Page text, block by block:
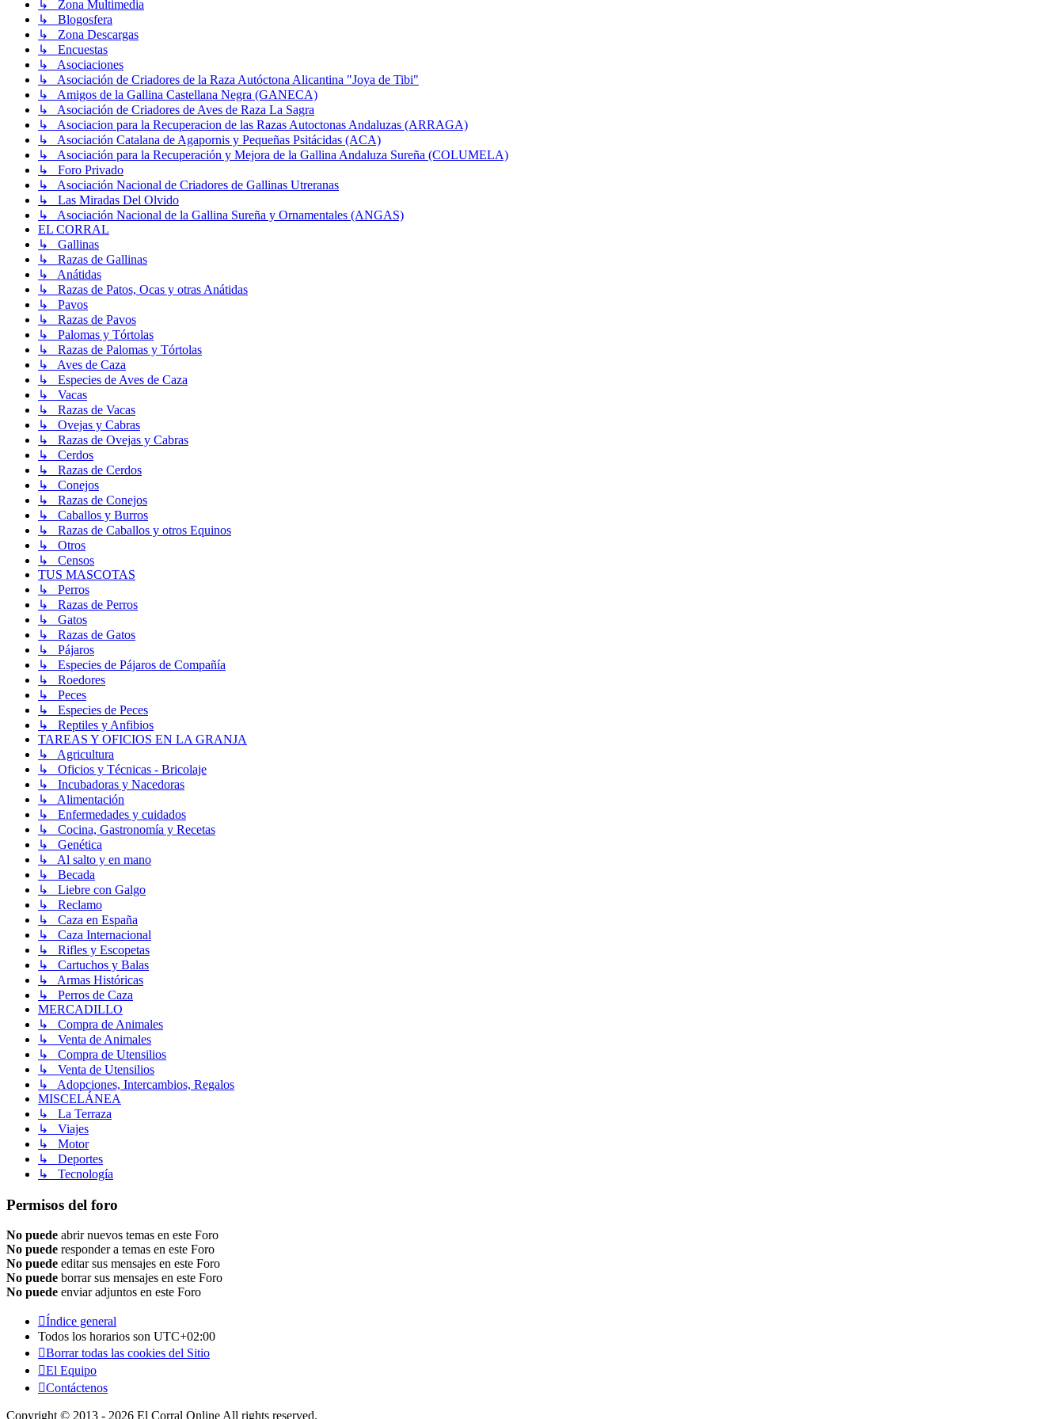
↳ Zona Multimedia
↳ Blogosfera
↳ Zona Descargas
↳ Encuestas
↳ Asociaciones
↳ Asociación de Criadores de la Raza Autóctona Alicantina "Joya de Tibi"
↳ Amigos de la Gallina Castellana Negra (GANECA)
↳ Asociación de Criadores de Aves de Raza La Sagra
↳ Asociacion para la Recuperacion de las Razas Autoctonas Andaluzas (ARRAGA)
↳ Asociación Catalana de Agapornis y Pequeñas Psitácidas (ACA)
↳ Asociación para la Recuperación y Mejora de la Gallina Andaluza Sureña (COLUMELA)
↳ Foro Privado
↳ Asociación Nacional de Criadores de Gallinas Utreranas
↳ Las Miradas Del Olvido
↳ Asociación Nacional de la Gallina Sureña y Ornamentales (ANGAS)
EL CORRAL
↳ Gallinas
↳ Razas de Gallinas
↳ Anátidas
↳ Razas de Patos, Ocas y otras Anátidas
↳ Pavos
↳ Razas de Pavos
↳ Palomas y Tórtolas
↳ Razas de Palomas y Tórtolas
↳ Aves de Caza
↳ Especies de Aves de Caza
↳ Vacas
↳ Razas de Vacas
↳ Ovejas y Cabras
↳ Razas de Ovejas y Cabras
↳ Cerdos
↳ Razas de Cerdos
↳ Conejos
↳ Razas de Conejos
↳ Caballos y Burros
↳ Razas de Caballos y otros Equinos
↳ Otros
↳ Censos
TUS MASCOTAS
↳ Perros
↳ Razas de Perros
↳ Gatos
↳ Razas de Gatos
↳ Pájaros
↳ Especies de Pájaros de Compañía
↳ Roedores
↳ Peces
↳ Especies de Peces
↳ Reptiles y Anfibios
TAREAS Y OFICIOS EN LA GRANJA
↳ Agricultura
↳ Oficios y Técnicas - Bricolaje
↳ Incubadoras y Nacedoras
↳ Alimentación
↳ Enfermedades y cuidados
↳ Cocina, Gastronomía y Recetas
↳ Genética
↳ Al salto y en mano
↳ Becada
↳ Liebre con Galgo
↳ Reclamo
↳ Caza en España
↳ Caza Internacional
↳ Rifles y Escopetas
↳ Cartuchos y Balas
↳ Armas Históricas
↳ Perros de Caza
MERCADILLO
↳ Compra de Animales
↳ Venta de Animales
↳ Compra de Utensilios
↳ Venta de Utensilios
↳ Adopciones, Intercambios, Regalos
MISCELÁNEA
↳ La Terraza
↳ Viajes
↳ Motor
↳ Deportes
↳ Tecnología
Permisos del foro
No puede abrir nuevos temas en este Foro
No puede responder a temas en este Foro
No puede editar sus mensajes en este Foro
No puede borrar sus mensajes en este Foro
No puede enviar adjuntos en este Foro
Índice general
Todos los horarios son UTC+02:00
Borrar todas las cookies del Sitio
El Equipo
Contáctenos
Copyright © 2013 - 2026 El Corral Online All rights reserved.